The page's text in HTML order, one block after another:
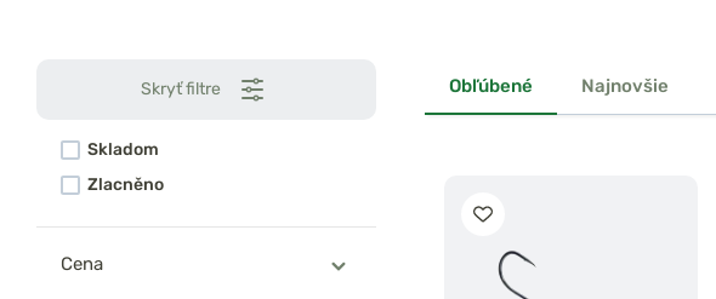
Skryť filtre
Skladom
Zlacněno
Cena
Obľúbené Najnovšie